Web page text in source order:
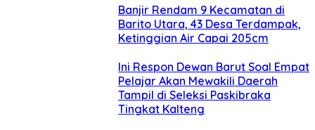
Banjir Rendam 9 Kecamatan di
Barito Utara, 43 Desa Terdampak,
Ketinggian Air Capai 205cm
Ini Respon Dewan Barut Soal Empat
Pelajar Akan Mewakili Daerah
Tampil di Seleksi Paskibraka
Tingkat Kalteng